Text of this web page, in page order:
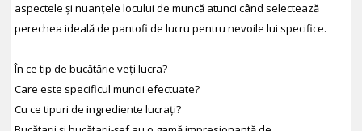
aspectele și nuanțele locului de muncă atunci când selectează
perechea ideală de pantofi de lucru pentru nevoile lui specifice.
În ce tip de bucătărie veți lucra?
Care este specificul muncii efectuate?
Cu ce tipuri de ingrediente lucrați?